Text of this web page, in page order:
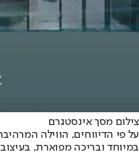
צילום מסך אינסטגרם
על פי הדיווחים, הווילה
במיוחד ובריכה מפוארת,